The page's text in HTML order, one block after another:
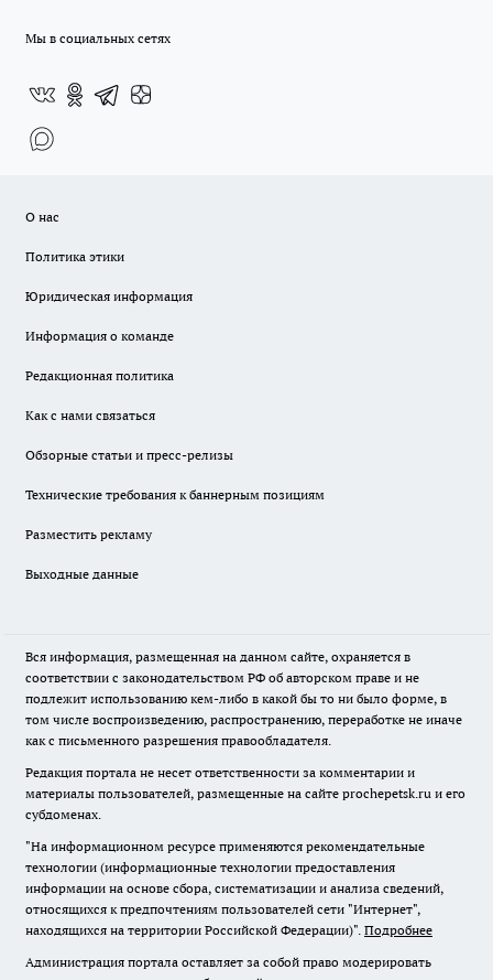
Мы в социальных сетях
О нас
Политика этики
Юридическая информация
Информация о команде
Редакционная политика
Как с нами связаться
Обзорные статьи и пресс-релизы
Технические требования к баннерным позициям
Разместить рекламу
Выходные данные
Вся информация, размещенная на данном сайте, охраняется в
соответствии с законодательством РФ об авторском праве и не
подлежит использованию кем-либо в какой бы то ни было форме, в
том числе воспроизведению, распространению, переработке не иначе
как с письменного разрешения правообладателя.
Редакция портала не несет ответственности за комментарии и
материалы пользователей, размещенные на сайте prochepetsk.ru и его
субдоменах.
"На информационном ресурсе применяются рекомендательные
технологии (информационные технологии предоставления
информации на основе сбора, систематизации и анализа сведений,
относящихся к предпочтениям пользователей сети "Интернет",
находящихся на территории Российской Федерации)". Подробнее
Администрация портала оставляет за собой право модерировать